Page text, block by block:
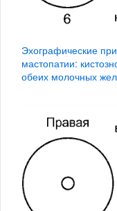
Эхографические
мастопатии:
обеих молочных